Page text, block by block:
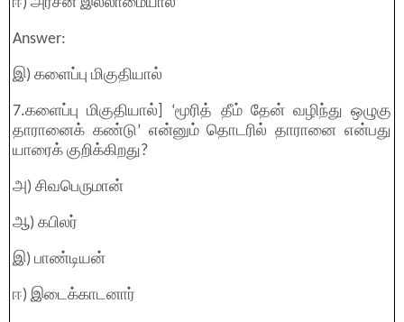
Answer:
இ) களைப்பு மிகுதியால்
7.களைப்பு மிகுதியால்] ‘மூரித் தீம் தேன் வழிந்து ஒழுகு
தாரானைக் கண்டு’ என்னும் தொடரில் தாரானை என்பது
யாரைக் குறிக்கிறது?
அ) சிவபெருமான்
ஆ) கபிலர்
இ) பாண்டியன்
ஈ) இடைக்காடனார்